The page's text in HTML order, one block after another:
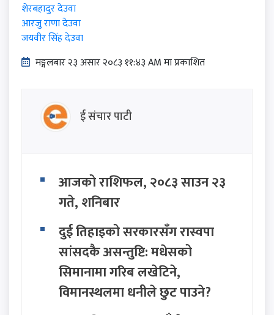
शेरबहादुर देउवा
आरजु राणा देउवा
जयवीर सिंह देउवा
मङ्गलबार २३ असार २०८३ ११:४३ AM मा प्रकाशित
ई संचार पाटी
आजको राशिफल, २०८३ साउन २३
गते, शनिबार
दुई तिहाइको सरकारसँग रास्वपा
सांसदकै असन्तुष्टि: मधेसको
सिमानामा गरिब लखेटिने,
विमानस्थलमा धनीले छुट पाउने?